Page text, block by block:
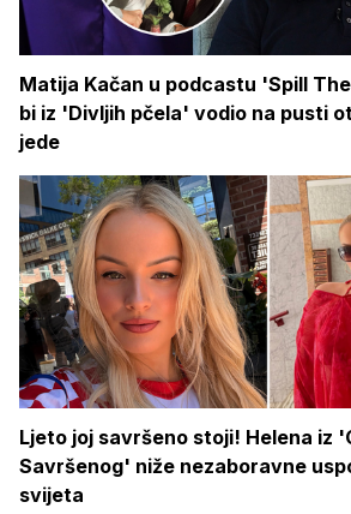
Matija Kačan u podcastu 'Spill
bi iz 'Divljih pčela' vodio na pusti
jede
Ljeto joj savršeno stoji! Helena iz
Savršenog' niže nezaboravne
svijeta